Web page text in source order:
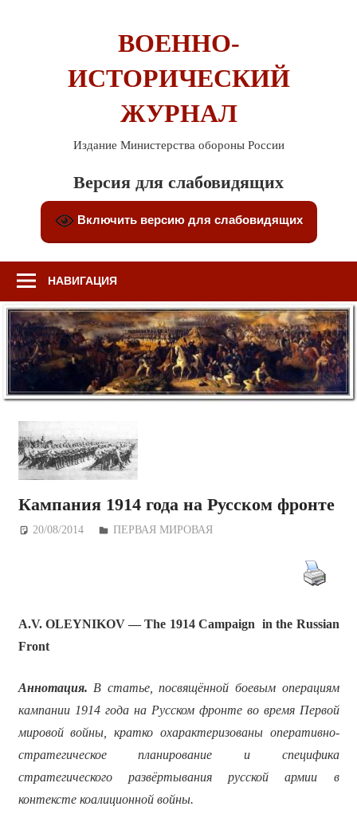
ВОЕННО-
ИСТОРИЧЕСКИЙ
ЖУРНАЛ
Издание Министерства обороны России
Версия для слабовидящих
Включить версию для слабовидящих
НАВИГАЦИЯ
Кампания 1914 года на Русском фронте
20/08/2014 Дежурный по Редакции
ПЕРВАЯ МИРОВАЯ
A.V. OLEYNIKOV — The 1914 Campaign in the Russian
Front
Аннотация. В статье, посвящённой боевым операциям
кампании 1914 года на Русском фронте во время Первой
мировой войны, кратко охарактеризованы оперативно-
стратегическое планирование и специфика
стратегического развёртывания русской армии в
контексте коалиционной войны.